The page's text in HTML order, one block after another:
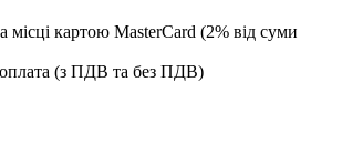
місці картою MasterCard (2% від суми
оплата (з ПДВ та без ПДВ)